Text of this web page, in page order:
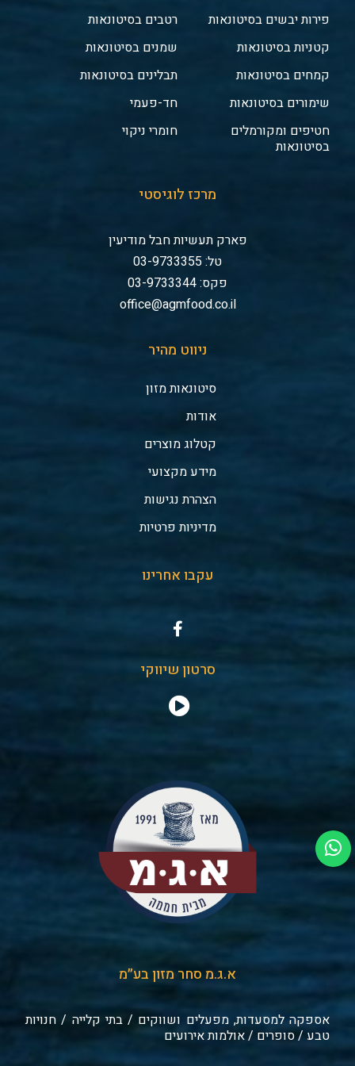
פירות יבשים בסיטונאות
קטניות בסיטונאות
קמחים בסיטונאות
שימורים בסיטונאות
חטיפים ומקורמלים
בסיטונאות
רטבים בסיטונאות
שמנים בסיטונאות
תבלינים בסיטונאות
חד-פעמי
חומרי ניקוי
מרכז לוגיסטי
פארק תעשיות חבל מודיעין
טל: 03-9733355
פקס: 03-9733344
office@agmfood.co.il
ניווט מהיר
סיטונאות מזון
אודות
קטלוג מוצרים
מידע מקצועי
הצהרת נגישות
מדיניות פרטיות
עקבו אחרינו
סרטון שיווקי
א.ג.מ סחר מזון בע״מ
אספקה למסעדות, מפעלים ושווקים / בתי קלייה / חנויות
טבע / סופרים / אולמות אירועים